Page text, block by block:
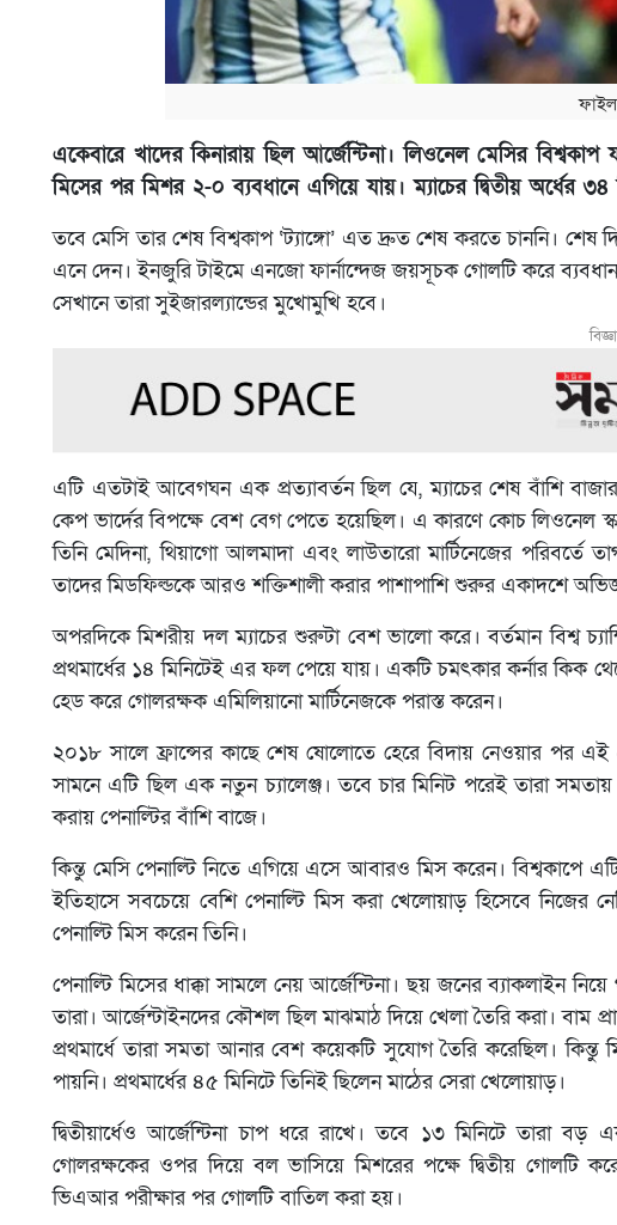
একেবারে খাদের কিনারায় ছিল আর্জেন্টিনা। লিওনেল মেসির
মিসের পর মিশর ২-০ ব্যবধানে এগিয়ে যায়। ম্যাচের দ্বিতীয় অর্ধের
তবে মেসি তার শেষ বিশ্বকাপ ‘ট্যাঙ্গো’ এত দ্রুত শেষ করতে চাননি।
এনে দেন। ইনজুরি টাইমে এনজো ফার্নান্দেজ জয়সূচক গোলটি করে ব্যবধান
সেখানে তারা সুইজারল্যান্ডের মুখোমুখি হবে।
এটি এতটাই আবেগঘন এক প্রত্যাবর্তন ছিল যে, ম্যাচের শেষ বাঁশি
কেপ ভার্দের বিপক্ষে বেশ বেগ পেতে হয়েছিল। এ কারণে কোচ লিওনেল
তিনি মেদিনা, থিয়াগো আলমাদা এবং লাউতারো মার্টিনেজের
তাদের মিডফিল্ডকে আরও শক্তিশালী করার পাশাপাশি শুরুর একাদশে
অপরদিকে মিশরীয় দল ম্যাচের শুরুটা বেশ ভালো করে। বর্তমান বিশ্ব
প্রথমার্ধের ১৪ মিনিটেই এর ফল পেয়ে যায়। একটি চমৎকার কর্নার কিক
হেড করে গোলরক্ষক এমিলিয়ানো মার্টিনেজকে পরাস্ত করেন।
২০১৮ সালে ফ্রান্সের কাছে শেষ ষোলোতে হেরে বিদায় নেওয়ার পর এই
সামনে এটি ছিল এক নতুন চ্যালেঞ্জ। তবে চার মিনিট পরেই তারা
করায় পেনাল্টির বাঁশি বাজে।
কিন্তু মেসি পেনাল্টি নিতে এগিয়ে এসে আবারও মিস করেন। বিশ্বকাপে
ইতিহাসে সবচেয়ে বেশি পেনাল্টি মিস করা খেলোয়াড় হিসেবে
পেনাল্টি মিস করেন তিনি।
পেনাল্টি মিসের ধাক্কা সামলে নেয় আর্জেন্টিনা। ছয় জনের ব্যাকলাইন
তারা। আর্জেন্টাইনদের কৌশল ছিল মাঝমাঠ দিয়ে খেলা তৈরি করা। বাম
প্রথমার্ধে তারা সমতা আনার বেশ কয়েকটি সুযোগ তৈরি করেছিল।
পায়নি। প্রথমার্ধের ৪৫ মিনিটে তিনিই ছিলেন মাঠের সেরা খেলোয়াড়।
দ্বিতীয়ার্ধেও আর্জেন্টিনা চাপ ধরে রাখে। তবে ১৩ মিনিটে তারা
গোলরক্ষকের ওপর দিয়ে বল ভাসিয়ে মিশরের পক্ষে দ্বিতীয় গোলটি
ভিএআর পরীক্ষার পর গোলটি বাতিল করা হয়।